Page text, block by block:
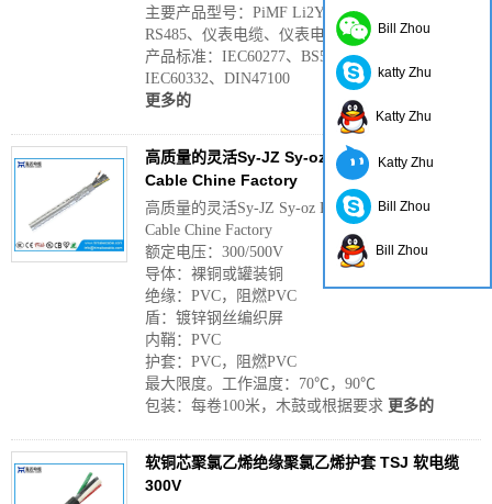
主要产品型号：PiMF Li2YCY、RS422、
RS485、仪表电缆、仪表电缆、控制电缆
产品标准：IEC60277、BS5308、VDE0812、
IEC60332、DIN47100
更多的
高质量的灵活Sy-JZ Sy-oz Pvc yslysy Controal
Cable Chine Factory
高质量的灵活Sy-JZ Sy-oz Pvc yslysy Controal
Cable Chine Factory
额定电压：300/500V
导体：裸铜或罐装铜
绝缘：PVC，阻燃PVC
盾：镀锌钢丝编织屏
内鞘：PVC
护套：PVC，阻燃PVC
最大限度。工作温度：70℃，90℃
包装：每卷100米，木鼓或根据要求 更多的
软铜芯聚氯乙烯绝缘聚氯乙烯护套 TSJ 软电缆
300V
Bill Zhou
katty Zhu
Katty Zhu
Katty Zhu
Bill Zhou
Bill Zhou